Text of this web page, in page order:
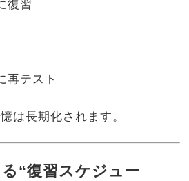
復習
再テスト
は長期化されます。
“復習スケジュー